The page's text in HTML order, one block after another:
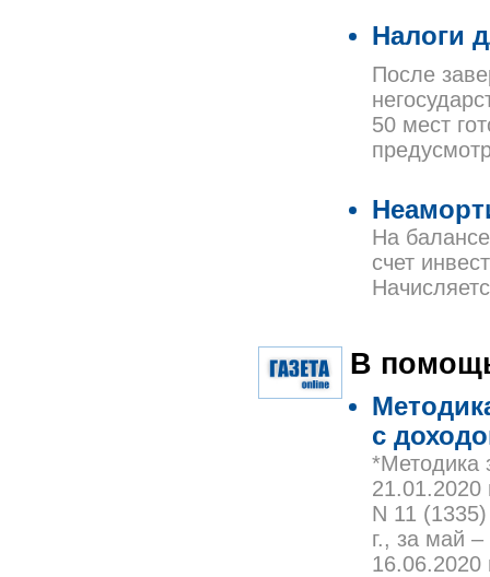
Налоги
После
50 мест
На
счет
В
с
*Методика
21.01.2020
N 11
г., за май
16.06.2020